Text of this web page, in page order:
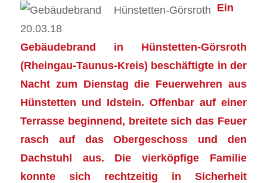
Ein
Gebäudebrand in Hünstetten-Görsroth
(Rheingau-Taunus-Kreis) beschäftigte in der
Nacht zum Dienstag die Feuerwehren aus
Hünstetten und Idstein. Offenbar auf einer
Terrasse beginnend, breitete sich das Feuer
rasch auf das Obergeschoss und den
Dachstuhl aus. Die vierköpfige Familie
konnte sich rechtzeitig in Sicherheit